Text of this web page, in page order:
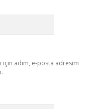
için adım, e-posta adresim